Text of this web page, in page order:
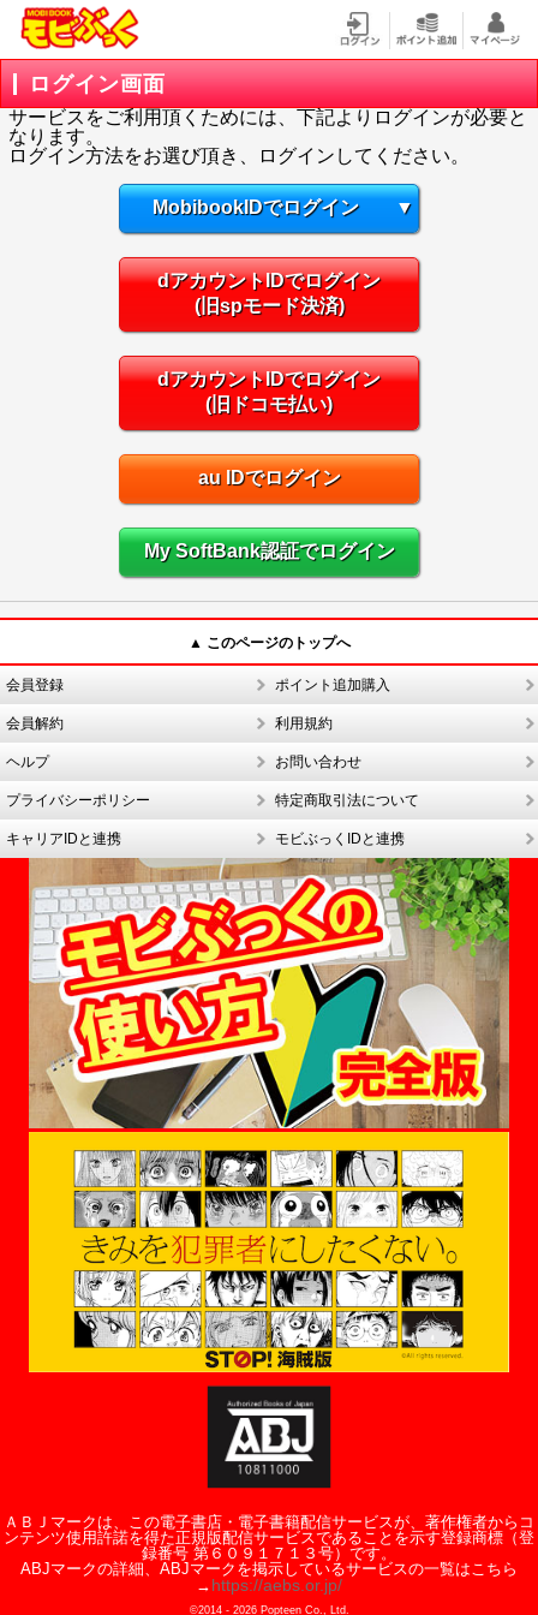
ログイン画面
サービスをご利用頂くためには、下記よりログインが必要と
なります。
ログイン方法をお選び頂き、ログインしてください。
MobibookIDでログイン ▼
dアカウントIDでログイン
(旧spモード決済)
dアカウントIDでログイン
(旧ドコモ払い)
au IDでログイン
My SoftBank認証でログイン
▲ このページのトップへ
会員登録 ポイント追加購入
会員解約 利用規約
ヘルプ お問い合わせ
プライバシーポリシー 特定商取引法について
キャリアIDと連携 モビぶっくIDと連携
ＡＢＪマークは、この電子書店・電子書籍配信サービスが、著作権者からコ
ンテンツ使用許諾を得た正規版配信サービスであることを示す登録商標（登
録番号 第６０９１７１３号）です。
ABJマークの詳細、ABJマークを掲示しているサービスの一覧はこちら
→ https://aebs.or.jp/
©2014 - 2026Popteen Co., Ltd.